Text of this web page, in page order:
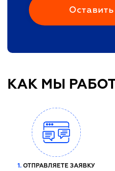
КАК МЫ
1. ОТПРАВЛЯЕТЕ ЗАЯВКУ